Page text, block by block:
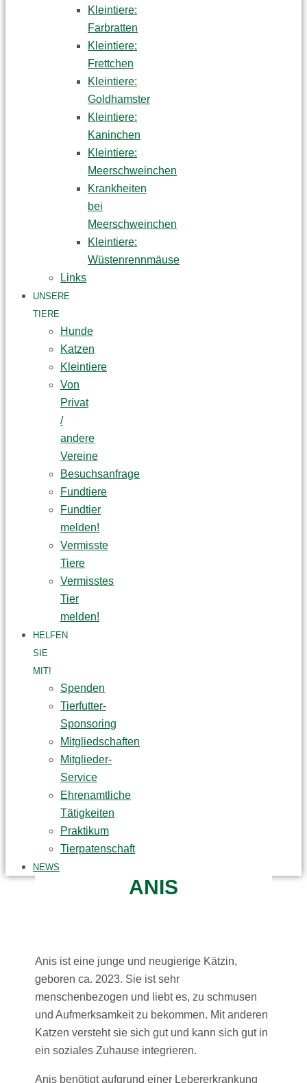
Kleintiere:
Farbratten
Kleintiere:
Frettchen
Kleintiere:
Goldhamster
Kleintiere:
Kaninchen
Kleintiere:
Meerschweinchen
Krankheiten
bei
Meerschweinchen
Kleintiere:
Wüstenrennmäuse
Links
UNSERE
TIERE
Hunde
Katzen
Kleintiere
Von
Privat
/
andere
Vereine
Besuchsanfrage
Fundtiere
Fundtier
melden!
Vermisste
Tiere
Vermisstes
Tier
melden!
HELFEN
SIE
MIT!
Spenden
Tierfutter-
Sponsoring
Mitgliedschaften
Mitglieder-
Service
Ehrenamtliche
Tätigkeiten
Praktikum
Tierpatenschaft
NEWS
ANIS
Anis ist eine junge und neugierige Kätzin,
geboren ca. 2023. Sie ist sehr
menschenbezogen und liebt es, zu schmusen
und Aufmerksamkeit zu bekommen. Mit anderen
Katzen versteht sie sich gut und kann sich gut in
ein soziales Zuhause integrieren.
Anis benötigt aufgrund einer Lebererkrankung